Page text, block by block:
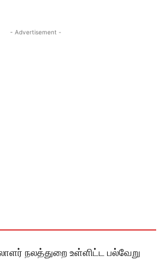
- Advertisement -
நலத்துறை உள்ளிட்ட பல்வேறு